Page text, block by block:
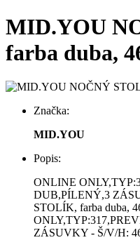
MID.YOU
farba duba,
Značka:
MID.YOU
Popis:
ONLINE
DUB,PÍLENÝ,3
STOLÍK, farba duba,
ZÁSUVKY - Š/V/H: